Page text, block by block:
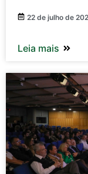
22 de julho de
Leia mais